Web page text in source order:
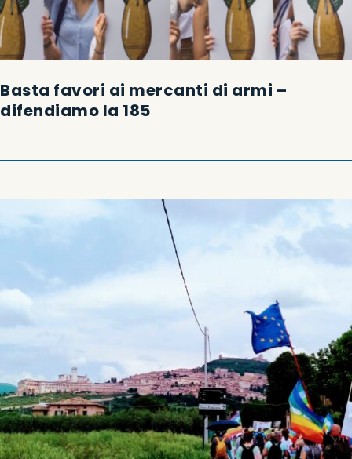
Basta favori ai mercanti di armi –
difendiamo la 185